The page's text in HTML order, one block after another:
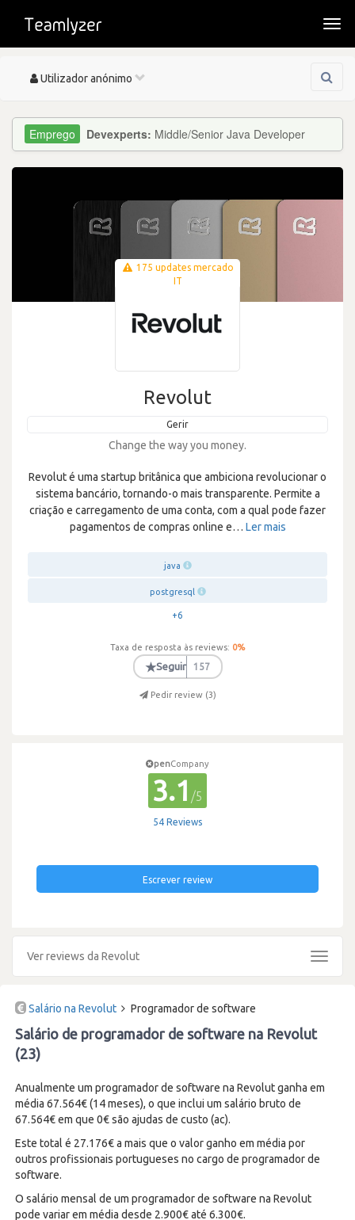
Toggle
Utilizador anónimo
Devexperts: Middle/Senior Java Developer
175 updates mercado
IT
Revolut
Gerir
Change the way you money.
Revolut é uma startup britânica que ambiciona revolucionar o
sistema bancário, tornando-o mais transparente. Permite a
criação e carregamento de uma conta, com a qual pode fazer
pagamentos de compras online e… Ler mais
java
postgresql
+6
Taxa de resposta às reviews: 0%
★Seguir 157
Pedir review (3)
penCompany
3.1 /5
54 Reviews
Escrever review
Ver reviews da Revolut
Toggle
Salário na Revolut Programador de software
Salário de programador de software na Revolut
(23)
Anualmente um programador de software na Revolut ganha em
média 67.564€ (14 meses), o que inclui um salário bruto de
67.564€ em que 0€ são ajudas de custo (ac).
Este total é 27.176€ a mais que o valor ganho em média por
outros profissionais portugueses no cargo de programador de
software.
O salário mensal de um programador de software na Revolut
pode variar em média desde 2.900€ até 6.300€.